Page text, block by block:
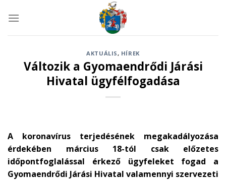
AKTUÁLIS, HÍREK
Változik a Gyomaendrődi Járási
Hivatal ügyfélfogadása
A koronavírus terjedésének megakadályozása
érdekében március 18-tól csak előzetes
időpontfoglalással érkező ügyfeleket fogad a
Gyomaendrődi Járási Hivatal valamennyi szervezeti